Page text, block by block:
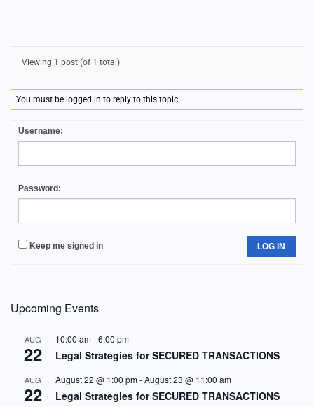
Viewing 1 post (of 1 total)
You must be logged in to reply to this topic.
Username:
Password:
Keep me signed in LOG IN
Upcoming Events
AUG
22
10:00 am-6:00 pm
Legal Strategies for SECURED TRANSACTIONS
AUG
22
August 22 @ 1:00 pm-August 23 @ 11:00 am
Legal Strategies for SECURED TRANSACTIONS